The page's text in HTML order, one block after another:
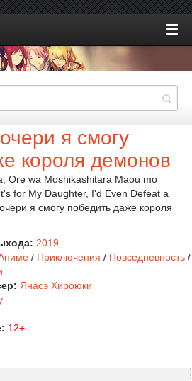
я смогу
короля демонов
Ore wa Moshikashitara Maou mo
for My Daughter, I'd Even Defeat a
я смогу победить даже короля
2019
/ Приключения / Повседневность /
Янасэ Хироюки
12+